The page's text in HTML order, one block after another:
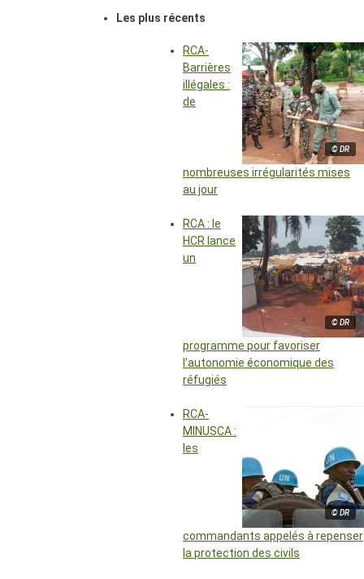
Les plus récents
© DR
RCA-
Barrières
illégales :
de
nombreuses irrégularités mises
au jour
© DR
RCA : le
HCR lance
un
programme pour favoriser
l’autonomie économique des
réfugiés
© DR
RCA-
MINUSCA :
les
commandants appelés à repenser
la protection des civils